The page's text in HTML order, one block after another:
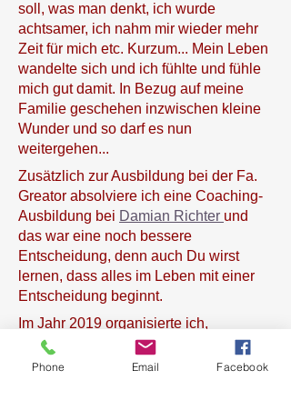
soll, was man denkt, ich wurde
achtsamer, ich nahm mir wieder mehr
Zeit für mich etc. Kurzum... Mein Leben
wandelte sich und ich fühlte und fühle
mich gut damit. In Bezug auf meine
Familie geschehen inzwischen kleine
Wunder und so darf es nun
weitergehen...
Zusätzlich zur Ausbildung bei der Fa.
Greator absolviere ich eine Coaching-
Ausbildung bei Damian Richter und
das war eine noch bessere
Entscheidung, denn auch Du wirst
lernen, dass alles im Leben mit einer
Entscheidung beginnt.
Im Jahr 2019 organisierte ich,
zusammen mit einem anderen
Unternehmen aus Meerbusch, ein
Phone Email Facebook